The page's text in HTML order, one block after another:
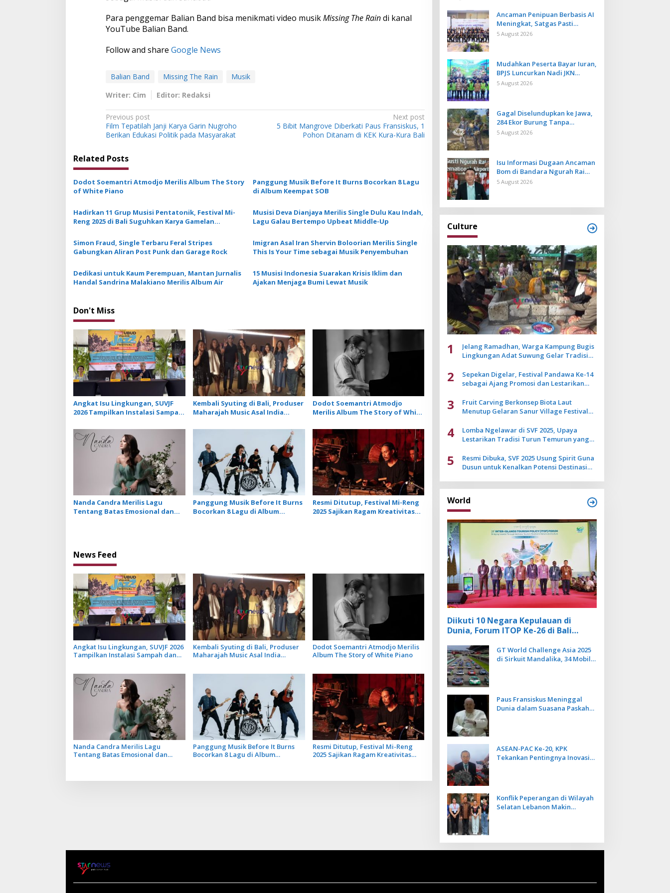
Para penggemar Balian Band bisa menikmati video musikMissing The Raindi kanal
YouTube Balian Band.
Follow and share Google News
Balian Band Missing The Rain
Musik
Writer: Cim
Editor: Redaksi
P
o
t
n
a
i
a
t
i
o
Previous post
Film Tepatilah Janji Karya Garin Nugroho
Berikan Edukasi Politik pada Masyarakat
Next post
5 Bibit Mangrove Diberkati Paus Fransiskus, 1
Pohon Ditanam di KEK Kura-Kura Bali
Related Posts
Dodot Soemantri Atmodjo Merilis Album The Story
of White Piano
Panggung Musik Before It Burns Bocorkan 8 Lagu
di Album Keempat SOB
Hadirkan 11 Grup Musisi Pentatonik, Festival Mi-
Reng 2025 di Bali Suguhkan Karya Gamelan
Musisi Deva Dianjaya Merilis Single Dulu Kau Indah,
Lagu Galau Bertempo Upbeat Middle-Up
Simon Fraud, Single Terbaru Feral Stripes
Gabungkan Aliran Post Punk dan Garage Rock
Imigran Asal Iran Shervin Boloorian Merilis Single
This Is Your Time sebagai Musik Penyembuhan
Dedikasi untuk Kaum Perempuan, Mantan Jurnalis
Handal Sandrina Malakiano Merilis Album Air
15 Musisi Indonesia Suarakan Krisis Iklim dan
Ajakan Menjaga Bumi Lewat Musik
Don't Miss
Angkat Isu Lingkungan, SUVJF
2026 Tampilkan Instalasi Sampah
Kembali Syuting di Bali, Produser
Maharajah Music Asal India
Lagu Terbarunya
Dodot Soemantri Atmodjo
Merilis Album The Story of White
Nanda Candra Merilis Lagu
Tentang Batas Emosional dan
Panggung Musik Before It Burns
Bocorkan 8 Lagu di Album
Resmi Ditutup, Festival Mi-Reng
2025 Sajikan Ragam Kreativitas
News Feed
Angkat Isu Lingkungan, SUVJF 2026
Tampilkan Instalasi Sampah dan
Kembali Syuting di Bali, Produser
Maharajah Music Asal India
Dodot Soemantri Atmodjo Merilis
Album The Story of White Piano
Nanda Candra Merilis Lagu
Tentang Batas Emosional dan
Panggung Musik Before It Burns
Bocorkan 8 Lagu di Album
Resmi Ditutup, Festival Mi-Reng
2025 Sajikan Ragam Kreativitas
Ancaman Penipuan Berbasis AI
Meningkat, Satgas Pasti
Perkuat Penindakan dan
5 August 2026
Mudahkan Peserta Bayar Iuran,
BPJS Luncurkan Nadi JKN
dengan Mekanisme Menabung
5 August 2026
Gagal Diselundupkan ke Jawa,
284 Ekor Burung Tanpa
Dokumen Dilepasliarkan Cegah
5 August 2026
Isu Informasi Dugaan Ancaman
Bom di Bandara Ngurah Rai
Bali Tidak Benar, Operasional
5 August 2026
Culture
1
Jelang Ramadhan, Warga Kampung Bugis
Lingkungan Adat Suwung Gelar Tradisi
2
Sepekan Digelar, Festival Pandawa Ke-14
sebagai Ajang Promosi dan Lestarikan
3
Fruit Carving Berkonsep Biota Laut
Menutup Gelaran Sanur Village Festival
4
Lomba Ngelawar di SVF 2025, Upaya
Lestarikan Tradisi Turun Temurun yang
5
Resmi Dibuka, SVF 2025 Usung Spirit Guna
Dusun untuk Kenalkan Potensi Destinasi
World
Diikuti 10 Negara Kepulauan di
Dunia, Forum ITOP Ke-26 di Bali
Berbasis Alam dan Budaya
GT World Challenge Asia 2025
di Sirkuit Mandalika, 34 Mobil
Paus Fransiskus Meninggal
Dunia dalam Suasana Paskah
ASEAN-PAC Ke-20, KPK
Tekankan Pentingnya Inovasi
Konflik Peperangan di Wilayah
Selatan Lebanon Makin